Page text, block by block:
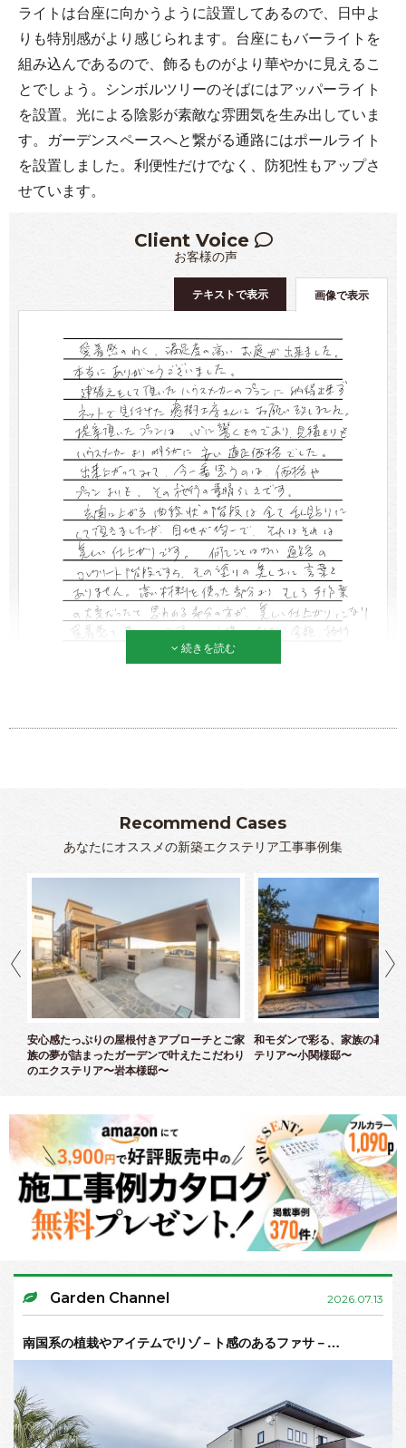
ライトは台座に向かうように設置してあるので、日中よ
りも特別感がより感じられます。台座にもバーライトを
組み込んであるので、飾るものがより華やかに見えるこ
とでしょう。シンボルツリーのそばにはアッパーライト
を設置。光による陰影が素敵な雰囲気を生み出していま
す。ガーデンスペースへと繋がる通路にはポールライト
を設置しました。利便性だけでなく、防犯性もアップさ
せています。
Client Voice
お客様の声
画像で表示
テキストで表示
続きを読む
Recommend Cases
あなたにオススメの新築エクステリア工事事例集
安心感たっぷりの屋根付きアプローチとご家
族の夢が詰まったガーデンで叶えたこだわり
のエクステリア〜岩本様邸〜
和モダンで彩る、家族の暮ら
テリア〜小関様邸〜
Garden Channel 2026.07.13
南国系の植栽やアイテムでリゾ－ト感のあるファサ－…